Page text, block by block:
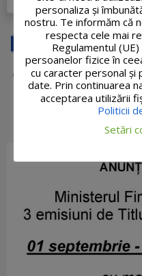
personaliza și
nostru. Te informăm că
respecta cele mai
Regulamentul
persoanelor fizice în
cu caracter personal și
date. Prin continuarea
acceptarea utilizării
Politicii
Setări